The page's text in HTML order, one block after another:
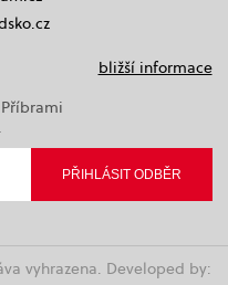
bližší informace
vyhrazena. Developed by: